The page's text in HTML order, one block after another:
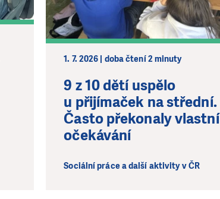
1. 7. 2026 | doba čtení 2 minuty
9 z 10 dětí uspělo
u přijímaček na střední.
Často překonaly vlastní
očekávání
Sociální práce a další aktivity v ČR